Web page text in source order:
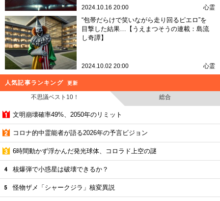
2024.10.16 20:00 心霊
“包帯だらけで笑いながら走り回るピエロ”を
目撃した結果…【うえまつそうの連載：島流
し奇譚】
2024.10.02 20:00 心霊
人気記事ランキング 更新
不思議ベスト10！ 総合
文明崩壊確率49%、2050年のリミット
コロナ的中霊能者が語る2026年の予言ビジョン
6時間動かず浮かんだ発光球体、コロラド上空の謎
核爆弾で小惑星は破壊できるか？
怪物ザメ「シャークジラ」核変異説